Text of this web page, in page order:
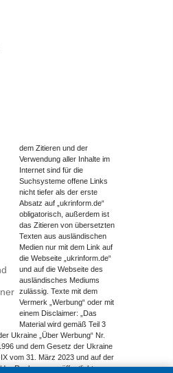
dem Zitieren und der
Verwendung aller Inhalte im
Internet sind für die
Suchsysteme offene Links
nicht tiefer als der erste
Absatz auf „ukrinform.de“
obligatorisch, außerdem ist
das Zitieren von übersetzten
Texten aus ausländischen
Medien nur mit dem Link auf
die Webseite „ukrinform.de“
und auf die Webseite des
ausländisches Mediums
zulässig. Texte mit dem
Vermerk „Werbung“ oder mit
einem Disclaimer: „Das
Material wird gemäß Teil 3
Ukraine „Über Werbung“ Nr.
und dem Gesetz der Ukraine
IX vom 31. März 2023 und auf der
Rechnung veröffentlicht.